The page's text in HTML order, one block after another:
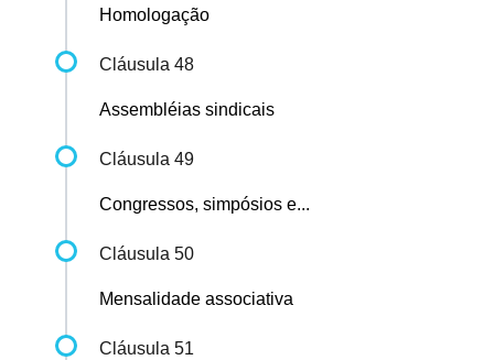
Homologação
Cláusula 48
Assembléias sindicais
Cláusula 49
Congressos, simpósios e...
Cláusula 50
Mensalidade associativa
Cláusula 51